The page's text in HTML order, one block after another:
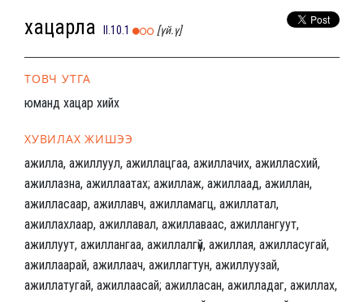
хацарла II.10.1 [үй.ү]
ТОВЧ УТГА
юманд хацар хийх
ХУВИЛАХ ЖИШЭЭ
ажилла, ажиллуул, ажиллацгаа, ажиллачих, ажилласхий,
ажиллазна, ажиллаатах; ажиллаж, ажиллаад, ажиллан,
ажилласаар, ажиллавч, ажилламагц, ажиллатал,
ажиллахлаар, ажиллавал, ажиллаваас, ажиллангуут,
ажиллуут, ажиллангаа, ажиллалгүй, ажиллая, ажилласугай,
ажиллаарай, ажиллаач, ажиллагтун, ажиллуузай,
ажиллатугай, ажиллаасай; ажилласан, ажилладаг, ажиллах,